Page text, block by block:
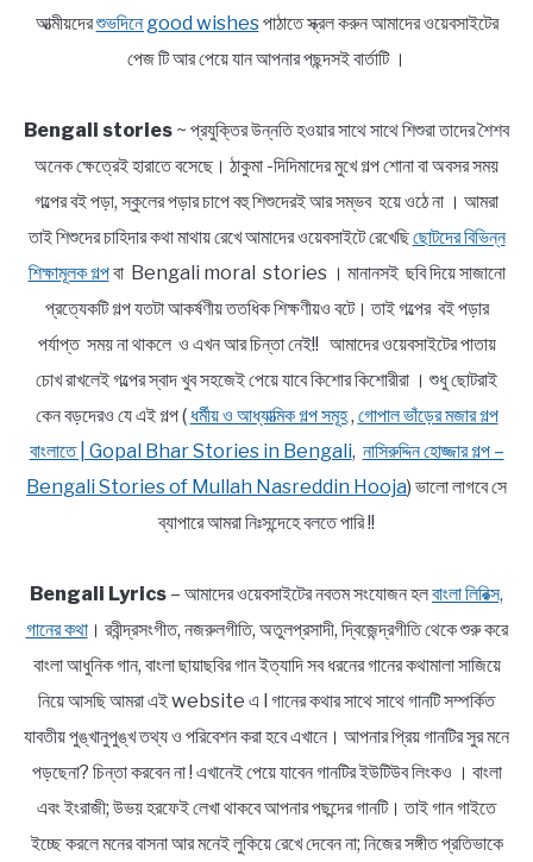
আত্মীয়দেরশুভদিনে good wishesপাঠাতে স্ক্রল করুন আমাদের ওয়েবসাইটের
পেজ টি আর পেয়ে যান আপনার পছন্দসই বার্তাটি ।
Bengali stories ~ প্রযুক্তির উন্নতি হওয়ার সাথে সাথে শিশুরা তাদের শৈশব
অনেক ক্ষেত্রেই হারাতে বসেছে। ঠাকুমা -দিদিমাদের মুখে গল্প শোনা বা অবসর সময়
গল্পের বই পড়া, স্কুলের পড়ার চাপে বহু শিশুদেরই আর সম্ভব হয়ে ওঠে না । আমরা
তাই শিশুদের চাহিদার কথা মাথায় রেখে আমাদের ওয়েবসাইটে রেখেছিছোটদের বিভিন্ন
শিক্ষামূলক গল্পবা Bengali moral stories । মানানসই ছবি দিয়ে সাজানো
প্রত্যেকটি গল্প যতটা আকর্ষণীয় ততধিক শিক্ষণীয়ও বটে। তাই গল্পের বই পড়ার
পর্যাপ্ত সময় না থাকলে ও এখন আর চিন্তা নেই!! আমাদের ওয়েবসাইটের পাতায়
চোখ রাখলেই গল্পের স্বাদ খুব সহজেই পেয়ে যাবে কিশোর কিশোরীরা । শুধু ছোটরাই
কেন বড়দেরও যে এই গল্প ( ধর্মীয় ও আধ্যাত্মিক গল্প সমূহ, গোপাল ভাঁড়ের মজার গল্প
বাংলাতে | Gopal Bhar Stories in Bengali, নাসিরুদ্দিন হোজ্জার গল্প –
Bengali Stories of Mullah Nasreddin Hooja) ভালো লাগবে সে
ব্যাপারে আমরা নিঃসন্দেহে বলতে পারি !!
Bengali Lyrics – আমাদের ওয়েবসাইটের নবতম সংযোজন হলবাংলা লিরিক্স,
গানের কথা। রবীন্দ্রসংগীত, নজরুলগীতি, অতুলপ্রসাদী, দ্বিজেন্দ্রগীতি থেকে শুরু করে
বাংলা আধুনিক গান, বাংলা ছায়াছবির গান ইত্যাদি সব ধরনের গানের কথামালা সাজিয়ে
নিয়ে আসছি আমরা এই website এ l গানের কথার সাথে সাথে গানটি সম্পর্কিত
যাবতীয় পুঙ্খানুপুঙ্খ তথ্য ও পরিবেশন করা হবে এখানে। আপনার প্রিয় গানটির সুর মনে
পড়ছেনা? চিন্তা করবেন না ! এখানেই পেয়ে যাবেন গানটির ইউটিউব লিংকও । বাংলা
এবং ইংরাজী; উভয় হরফেই লেখা থাকবে আপনার পছন্দের গানটি। তাই গান গাইতে
ইচ্ছে করলে মনের বাসনা আর মনেই লুকিয়ে রেখে দেবেন না; নিজের সঙ্গীত প্রতিভাকে